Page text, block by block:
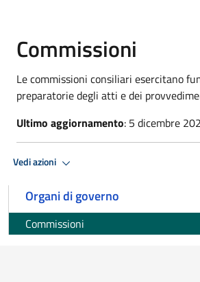
Commissioni
Le commissioni consiliari esercitano
preparatorie degli atti e dei
Ultimo aggiornamento: 5 dicembre
Vedi azioni
Organi di governo
Commissioni